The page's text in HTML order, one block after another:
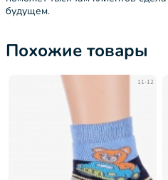
будущем.
Похожие товары
11-12